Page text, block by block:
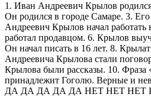
1. Иван Андреевич Крылов
Он родился в городе Самаре. 3.
Андреевич Крылов начал работать
работал продавцом. 6. Крылов
Он начал писать в 16 лет. 8.
Андреевича Крылова стали
Крылова были рассказы. 10. Фраза
принадлежит Гоголю. Верные и
ДА ДА ДА ДА ДА НЕТ НЕТ НЕТ